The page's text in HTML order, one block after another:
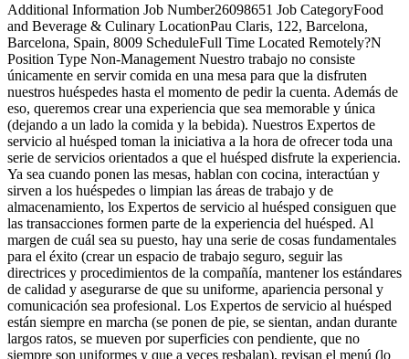
Additional Information Job Number26098651 Job CategoryFood
and Beverage & Culinary LocationPau Claris, 122, Barcelona,
Barcelona, Spain, 8009 ScheduleFull Time Located Remotely?N
Position Type Non-Management Nuestro trabajo no consiste
únicamente en servir comida en una mesa para que la disfruten
nuestros huéspedes hasta el momento de pedir la cuenta. Además de
eso, queremos crear una experiencia que sea memorable y única
(dejando a un lado la comida y la bebida). Nuestros Expertos de
servicio al huésped toman la iniciativa a la hora de ofrecer toda una
serie de servicios orientados a que el huésped disfrute la experiencia.
Ya sea cuando ponen las mesas, hablan con cocina, interactúan y
sirven a los huéspedes o limpian las áreas de trabajo y de
almacenamiento, los Expertos de servicio al huésped consiguen que
las transacciones formen parte de la experiencia del huésped. Al
margen de cuál sea su puesto, hay una serie de cosas fundamentales
para el éxito (crear un espacio de trabajo seguro, seguir las
directrices y procedimientos de la compañía, mantener los estándares
de calidad y asegurarse de que su uniforme, apariencia personal y
comunicación sea profesional. Los Expertos de servicio al huésped
están siempre en marcha (se ponen de pie, se sientan, andan durante
largos ratos, se mueven por superficies con pendiente, que no
siempre son uniformes y que a veces resbalan), revisan el menú (lo